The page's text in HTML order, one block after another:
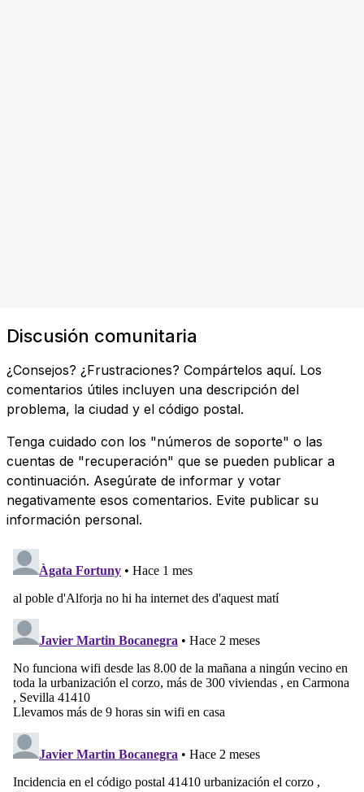
Discusión comunitaria
¿Consejos? ¿Frustraciones? Compártelos aquí. Los
comentarios útiles incluyen una descripción del
problema, la ciudad y el código postal.
Tenga cuidado con los "números de soporte" o las
cuentas de "recuperación" que se pueden publicar a
continuación. Asegúrate de informar y votar
negativamente esos comentarios. Evite publicar su
información personal.